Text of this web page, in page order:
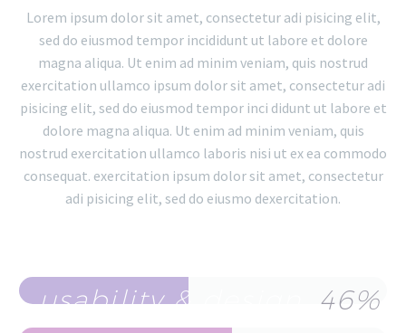
Lorem ipsum dolor sit amet, consectetur adi pisicing elit,
sed do eiusmod tempor incididunt ut labore et dolore
magna aliqua. Ut enim ad minim veniam, quis nostrud
exercitation ullamco ipsum dolor sit amet, consectetur adi
pisicing elit, sed do eiusmod tempor inci didunt ut labore et
dolore magna aliqua. Ut enim ad minim veniam, quis
nostrud exercitation ullamco laboris nisi ut ex ea commodo
consequat. exercitation ipsum dolor sit amet, consectetur
adi pisicing elit, sed do eiusmo dexercitation.
usability & design
46%